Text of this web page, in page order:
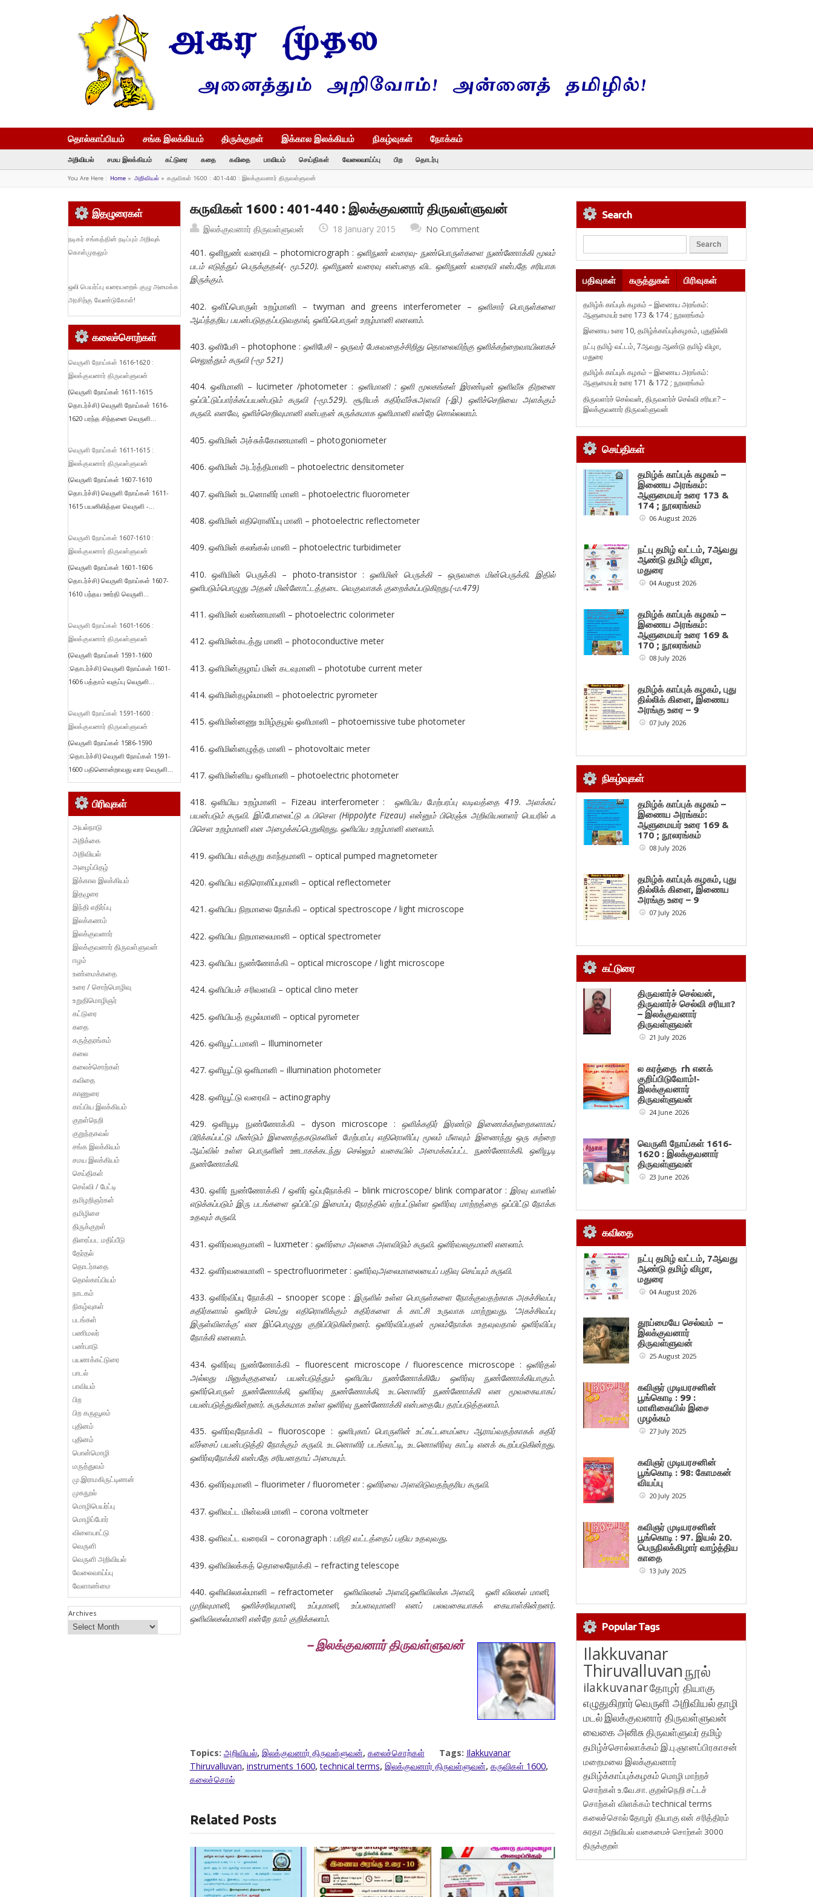
தொல்காப்பியம் சங்க இலக்கியம் திருக்குறள் இக்கால இலக்கியம் நிகழ்வுகள் நோக்கம்
அறிவியல் சமய இலக்கியம் கட்டுரை கதை கவிதை பாவியம் செய்திகள் வேலைவாய்ப்பு பிற தொடர்பு
You Are Here : Home» அறிவியல்» கருவிகள் 1600 : 401-440 : இலக்குவனார் திருவள்ளுவன்
கருவிகள் 1600 : 401-440 : இலக்குவனார் திருவள்ளுவன்
இலக்குவனார் திருவள்ளுவன் 18 January 2015 No Comment
401. ஒளிநுண் வரைவி – photomicrograph : ஒளிநுண் வரைவு- நுண்பொருள்களை நுண்ணோக்கி மூலம்
படம் எடுத்துப் பெருக்குதல்(- மூ.520). ஒளிநுண் வரைவு என்பதை விட ஒளிநுண் வரைவி என்பதே சரியாக
இருக்கும்.
402. ஒளிப்பொருள் உறழ்மானி – twyman and greens interferometer – ஒளிசார் பொருள்களை
ஆய்ந்தறிய பயன்படுததப்படுவதால், ஒளிப்பொருள் உறழ்மானி எனலாம்.
403. ஒளிபேசி – photophone : ஒளிபேசி – ஒருவர் பேசுவதைச்சிறிது தொலைவிற்கு ஒளிக்கற்றைவாயிலாகச்
செலுத்தும் கருவி (-மூ 521)
404. ஒளிமானி – lucimeter /photometer : ஒளிமானி : ஒளி மூலகங்கள் இரண்டின் ஒளிவீசு திறனை
ஒப்பிட்டுப்பார்க்கப்பயன்படும் கருவி (-மூ.529). சூரியக் கதிர்வீச்சுஅளவி (-இ.) ஒளிச்செறிவை அளக்கும்
கருவி. எனவே, ஒளிச்செறிவுமானி என்பதன் சுருக்கமாக ஒளிமானி என்றே சொல்லலாம்.
405. ஒளிமின் அச்சுக்கோணமானி – photogoniometer
406. ஒளிமின் அடர்த்திமானி – photoelectric densitometer
407. ஒளிமின் உடனொளிர் மானி – photoelectric fluorometer
408. ஒளிமின் எதிரொளிப்பு மானி – photoelectric reflectometer
409. ஒளிமின் கலங்கல் மானி – photoelectric turbidimeter
410. ஒளிமின் பெருக்கி – photo-transistor :ஒளிமின் பெருக்கி – ஒருவகை மின்பெருக்கி. இதில்
ஒளிபடும்பொழுது அதன் மின்னோட்டத்தடை வெகுவாகக் குறைக்கப்படுகிறது.(-ம.479)
411. ஒளிமின் வண்ணமானி – photoelectric colorimeter
412. ஒளிமின்கடத்து மானி – photoconductive meter
413. ஒளிமின்குழாய் மின் கடவுமானி – phototube current meter
414. ஒளிமின்தழல்மானி – photoelectric pyrometer
415. ஒளிமின்னணு உமிழ்குழல் ஒளிமானி – photoemissive tube photometer
416. ஒளிமின்னழுத்த மானி – photovoltaic meter
417. ஒளிமின்னிய ஒளிமானி – photoelectric photometer
418. ஒளியிய உறழ்மானி – Fizeau interferometer :ஒளியிய மேற்பரப்பு வடிவத்தை 419. அளக்கப்
பயன்படும் கருவி. இப்போலைட்டு ஃ பிசௌ (Hippolyte Fizeau) என்னும் பிரெஞ்சு அறிவியலாளர் பெயரில் ஃ
பிசௌ உறழ்மானி என அழைக்கப்பெறுகிறது. ஒளியிய உறழ்மானி எனலாம்.
419. ஒளியிய எக்குறு காந்தமானி – optical pumped magnetometer
420. ஒளியிய எதிரொளிப்புமானி – optical reflectometer
421. ஒளியிய நிறமாலை நோக்கி – optical spectroscope / light microscope
422. ஒளியிய நிறமாலைமானி – optical spectrometer
423. ஒளியிய நுண்ணோக்கி – optical microscope / light microscope
424. ஒளியியச் சரிவளவி – optical clino meter
425. ஒளியியத் தழல்மானி – optical pyrometer
426. ஒளியூட்டமானி – Illuminometer
427. ஒளியூட்டு ஒளிமானி – illumination photometer
428. ஒளியூட்டு வரைவி – actinography
429. ஒளியூடி நுண்ணோக்கி – dyson microscope : ஒளிக்கதிர் இரண்டு இணைக்கற்றைகளாகப்
பிரிக்கப்பட்டு மீண்டும் இணைத்தகடுகளின் மேற்பரப்பு எதிரொளிப்பு மூலம் மீளவும் இணைந்து ஒரு கற்றை
ஆய்வில் உள்ள பொருளின் ஊடாகக்கடந்து செல்லும் வகையில் அமைக்கப்பட்ட நுண்ணோக்கி. ஒளியூடி
நுண்ணோக்கி.
430. ஒளிர் நுண்ணோக்கி / ஒளிர் ஒப்புநோக்கி – blink microscope/ blink comparator :இரவு வானில்
எடுக்கப்படும் இரு படங்களை ஒப்பிட்டு இமைப்பு நேரத்தில் ஏற்பட்டுள்ள ஒளிர்வு மாற்றத்தை ஒப்பிட்டு நோக்க
உதவும் கருவி.
431. ஒளிர்வலகுமானி – luxmeter : ஒளிர்மை அலகை அளவிடும் கருவி. ஒளிர்வலகுமானி எனலாம்.
432. ஒளிர்வலைமானி – spectrofluorimeter : ஒளிர்வுஅலைமாலையைப் பதிவு செய்யும் கருவி.
433. ஒளிர்விப்பு நோக்கி – snooper scope :இருளில் உள்ள பொருள்களை நோக்குவதற்காக அகச்சிவப்பு
கதிர்களால் ஒளிரச் செய்து எதிரொளிக்கும் கதிர்களை க் காட்சி உருவாக மாற்றுவது. ‘அகச்சிவப்பு
இருள்விளக்கு’ என இப்பொழுது குறிப்பிடுகின்றனர். ஒளிர்விப்பதன் மூலம்நோக்க உதவுவதால் ஒளிர்விப்பு
நோக்கி எனலாம்.
434. ஒளிர்வு நுண்ணோக்கி – fluorescent microscope / fluorescence microscope :ஒளிர்தல்
அல்லது மினுக்குதலைப் பயன்படுத்தும் ஒளியிய நுண்ணோக்கியே ஒளிர்வு நுண்ணோக்கியாகும்.
ஒளிர்பொருள் நுண்ணோக்கி, ஒளிர்வு நுண்ணோக்கி, உடனொளிர் நுண்ணோக்கி என மூவகையாகப்
பயன்படுத்துகின்றனர். சுருக்கமாக உள்ள ஒளிர்வு நுண்ணோக்கி என்பதையே தரப்படுத்தலாம்.
435. ஒளிர்வுநோக்கி – fluoroscope : ஒளிபுகாப் பொருளின் உட்கட்டமைப்பை ஆராய்வதற்காகக் கதிர்
வீச்சைப் பயன்படுத்தி நோக்கும் கருவி. உடனொளிர் படங்காட்டி, உடனொளிர்வு காட்டி எனக் கூறப்படுகின்றது.
ஒளிர்வுநோக்கி என்பதே சரியனதாய் அமையும்.
436. ஒளிர்வுமானி – fluorimeter / fluorometer : ஒளிர்வை அளவிடுவதற்குரிய கருவி.
437. ஒளிவட்ட மின்வலி மானி – corona voltmeter
438. ஒளிவட்ட வரைவி – coronagraph : பரிதி வட்டத்தைப் பதிய உதவுவது.
439. ஒளிவிலக்கத் தொலைநோக்கி – refracting telescope
440. ஒளிவிலகல்மானி – refractometer ஒளிவிலகல் அளவி,ஒளிவிலக்க அளவி, ஒளி விலகல் மானி,
முறிவுமானி, ஒளிச்சரிவுமானி, உப்புமானி, உப்பளவுமானி எனப் பலவகையாகக் கையாள்கின்றனர்.
ஒளிவிலகல்மானி என்றே நாம் குறிக்கலாம்.
– இலக்குவனார் திருவள்ளுவன்
Topics: அறிவியல், இலக்குவனார் திருவள்ளுவன், கலைச்சொற்கள் Tags: Ilakkuvanar
Thiruvalluvan, instruments 1600,technical terms, இலக்குவனார் திருவள்ளுவன், கருவிகள் 1600,
கலைச்சொல்
Related Posts
இதழுரைகள்
நடிகர் சங்கத்தின் நடிப்பும் அறிவுக்
கொள்முதலும்
ஒலி பெயர்ப்பு வரையறைக் குழு அமைக்க
அரசிற்கு வேண்டுகோள்!
கலைச்சொற்கள்
வெருளி நோய்கள் 1616-1620 :
இலக்குவனார் திருவள்ளுவன்
(வெருளி நோய்கள் 1611-1615
தொடர்ச்சி) வெருளி நோய்கள் 1616-
1620 பரந்த சிந்தனை வெருளி...
வெருளி நோய்கள் 1611-1615 :
இலக்குவனார் திருவள்ளுவன்
(வெருளி நோய்கள் 1607-1610
தொடர்ச்சி) வெருளி நோய்கள் 1611-
1615 பயனிலித்தள வெருளி -...
வெருளி நோய்கள் 1607-1610 :
இலக்குவனார் திருவள்ளுவன்
(வெருளி நோய்கள் 1601-1606
தொடர்ச்சி) வெருளி நோய்கள் 1607-
1610 பந்தய ஊர்தி வெருளி...
வெருளி நோய்கள் 1601-1606 :
இலக்குவனார் திருவள்ளுவன்
(வெருளி நோய்கள் 1591-1600
:தொடர்ச்சி) வெருளி நோய்கள் 1601-
1606 பத்தாம் வகுப்பு வெருளி...
வெருளி நோய்கள் 1591-1600 :
இலக்குவனார் திருவள்ளுவன்
(வெருளி நோய்கள் 1586-1590
:தொடர்ச்சி) வெருளி நோய்கள் 1591-
1600 பதினொன்றாவது வார வெருளி...
பிரிவுகள்
அயல்நாடு
அறிக்கை
அறிவியல்
அழைப்பிதழ்
இக்கால இலக்கியம்
இதழுரை
இந்தி எதிர்ப்பு
இலக்கணம்
இலக்குவனார்
இலக்குவனார் திருவள்ளுவன்
ஈழம்
உண்மைக்கதை
உரை / சொற்பொழிவு
உறுதிமொழிஞர்
கட்டுரை
கதை
கருத்தரங்கம்
கலை
கலைச்சொற்கள்
கவிதை
காணுரை
காப்பிய இலக்கியம்
குறள்நெறி
குறுந்தகவல்
சங்க இலக்கியம்
சமய இலக்கியம்
செய்திகள்
செவ்வி / பேட்டி
தமிழறிஞர்கள்
தமிழிசை
திருக்குறள்
திரைப்பட மதிப்பீடு
தேர்தல்
தொடர்கதை
தொல்காப்பியம்
நாடகம்
நிகழ்வுகள்
படங்கள்
பணிமலர்
பண்பாடு
பயணக்கட்டுரை
பாடல்
பாவியம்
பிற
பிற கருவூலம்
புதினம்
புதினம்
பொன்மொழி
மருத்துவம்
மு.இராமகிருட்டிணன்
முகநூல்
மொழிபெயர்ப்பு
மொழிப்போர்
விளையாட்டு
வெருளி
வெருளி அறிவியல்
வேலைவாய்ப்பு
வேளாண்மை
Archives
Search
பதிவுகள் கருத்துகள் பிரிவுகள்
தமிழ்க் காப்புக் கழகம் – இணைய அரங்கம்:
ஆளுமையர் உரை 173 & 174 ; நூலரங்கம்
இணைய உரை 10, தமிழ்க்காப்புக்கழகம், புதுதில்லி
நட்பு தமிழ் வட்டம், 7ஆவது ஆண்டு தமிழ் விழா,
மதுரை
தமிழ்க் காப்புக் கழகம் – இணைய அரங்கம்:
ஆளுமையர் உரை 171 & 172 ; நூலரங்கம்
திருவளர்ச் செல்வன், திருவளர்ச் செல்வி சரியா? –
இலக்குவனார் திருவள்ளுவன்
செய்திகள்
தமிழ்க் காப்புக் கழகம் –
இணைய அரங்கம்:
ஆளுமையர் உரை 173 &
174 ; நூலரங்கம்
06 August 2026
நட்பு தமிழ் வட்டம், 7ஆவது
ஆண்டு தமிழ் விழா,
மதுரை
04 August 2026
தமிழ்க் காப்புக் கழகம் –
இணைய அரங்கம்:
ஆளுமையர் உரை 169 &
170 ; நூலரங்கம்
08 July 2026
தமிழ்க் காப்புக் கழகம், புது
தில்லிக் கிளை, இணைய
அரங்கு உரை – 9
07 July 2026
நிகழ்வுகள்
தமிழ்க் காப்புக் கழகம் –
இணைய அரங்கம்:
ஆளுமையர் உரை 169 &
170 ; நூலரங்கம்
08 July 2026
தமிழ்க் காப்புக் கழகம், புது
தில்லிக் கிளை, இணைய
அரங்கு உரை – 9
07 July 2026
கட்டுரை
திருவளர்ச் செல்வன்,
திருவளர்ச் செல்வி சரியா?
– இலக்குவனார்
திருவள்ளுவன்
21 July 2026
ல கரத்தை rh எனக்
குறிப்பிடுவோம்!-
இலக்குவனார்
திருவள்ளுவன்
24 June 2026
வெருளி நோய்கள் 1616-
1620 : இலக்குவனார்
திருவள்ளுவன்
23 June 2026
கவிதை
நட்பு தமிழ் வட்டம், 7ஆவது
ஆண்டு தமிழ் விழா,
மதுரை
04 August 2026
தூய்மையே செல்வம் –
இலக்குவனார்
திருவள்ளுவன்
25 August 2025
கவிஞர் முடியரசனின்
பூங்கொடி : 99 :
மாளிகையில் இசை
முழக்கம்
27 July 2025
கவிஞர் முடியரசனின்
பூங்கொடி : 98: கோமகன்
வியப்பு
20 July 2025
கவிஞர் முடியரசனின்
பூங்கொடி : 97. இயல் 20.
பெருநிலக்கிழார் வாழ்த்திய
காதை
13 July 2025
Popular Tags
Ilakkuvanar
Thiruvalluvanநூல்
ilakkuvanarதோழர் தியாகு
எழுதுகிறார்வெருளி அறிவியல்தாழி
மடல்இலக்குவனார் திருவள்ளுவன்
வைகை அனிசுதிருவள்ளுவர்தமிழ்
தமிழ்ச்சொல்லாக்கம் இ.பு.ஞானப்பிரகாசன்
மறைமலை இலக்குவனார்
தமிழ்க்காப்புக்கழகம் மொழி மாற்றச்
சொற்கள்உ.வே.சா. குறள்நெறி சட்டச்
சொற்கள் விளக்கம்technical terms
கலைச்சொல்தோழர் தியாகுஎன் சரித்திரம்
சுரதாஅறிவியல் வகைமைச் சொற்கள் 3000
திருக்குறள்